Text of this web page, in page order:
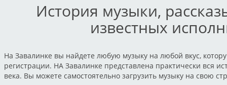
История музыки,
известных
На Завалинке вы найдете любую музыку на любой вкус,
регистрации. НА Завалинке представлена практически вся
века. Вы можете самостоятельно загрузить музыку на свою